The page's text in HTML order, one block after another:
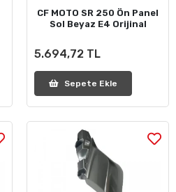
CF MOTO SR 250 Ön Panel
Sol Beyaz E4 Orijinal
5.694,72 TL
Sepete Ekle